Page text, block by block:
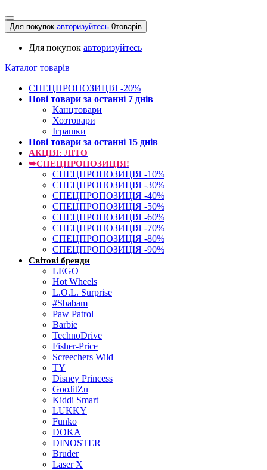
Для покупок авторизуйтесь 0товарів
Для покупок авторизуйтесь
Каталог товарів
СПЕЦПРОПОЗИЦІЯ -20%
Нові товари за останнi 7 днiв
Канцтовари
Хозтовари
Іграшки
Нові товари за останнi 15 днiв
АКЦІЯ: ЛІТО
➥СПЕЦПРОПОЗИЦІЯ!
СПЕЦПРОПОЗИЦІЯ -10%
СПЕЦПРОПОЗИЦІЯ -30%
СПЕЦПРОПОЗИЦІЯ -40%
СПЕЦПРОПОЗИЦІЯ -50%
СПЕЦПРОПОЗИЦІЯ -60%
СПЕЦПРОПОЗИЦІЯ -70%
СПЕЦПРОПОЗИЦІЯ -80%
СПЕЦПРОПОЗИЦІЯ -90%
Світові бренди
LEGO
Hot Wheels
L.O.L. Surprise
#Sbabam
Paw Patrol
Barbie
TechnoDrive
Fisher-Price
Screechers Wild
TY
Disney Princess
GooJitZu
Kiddi Smart
LUKKY
Funko
DOKA
DINOSTER
Bruder
Laser X